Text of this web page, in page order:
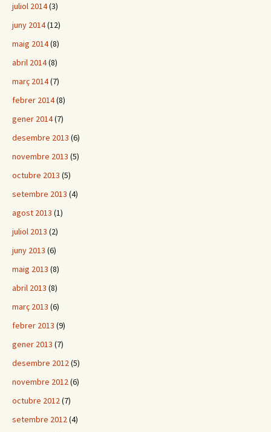
juliol 2014(3)
juny 2014(12)
maig 2014(8)
abril 2014(8)
març 2014(7)
febrer 2014(8)
gener 2014(7)
desembre 2013 (6)
novembre 2013 (5)
octubre 2013 (5)
setembre 2013 (4)
agost 2013 (1)
juliol 2013 (2)
juny 2013 (6)
maig 2013 (8)
abril 2013 (8)
març 2013 (6)
febrer 2013 (9)
gener 2013 (7)
desembre 2012(5)
novembre 2012(6)
octubre 2012(7)
setembre 2012(4)